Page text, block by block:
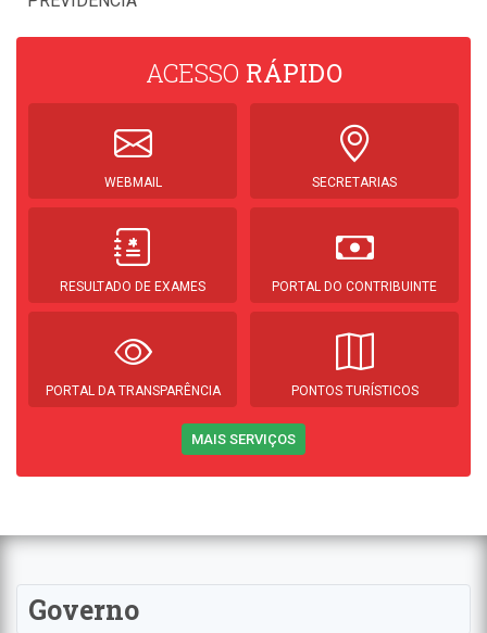
ACESSO RÁPIDO
WEBMAIL SECRETARIAS
RESULTADO DE EXAMES PORTAL DO CONTRIBUINTE
PORTAL DA TRANSPARÊNCIA PONTOS TURÍSTICOS
MAIS SERVIÇOS
Governo